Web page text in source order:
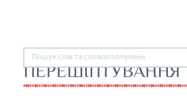
ПЕРЕШІПТУВАННЯ